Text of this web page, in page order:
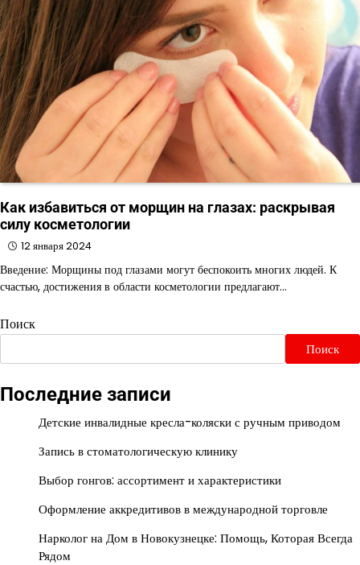
Как избавиться от морщин на глазах: раскрывая
силу косметологии
12 января 2024
Введение: Морщины под глазами могут беспокоить многих людей. К
счастью, достижения в области косметологии предлагают…
Поиск
Поиск
Последние записи
Детские инвалидные кресла-коляски с ручным приводом
Запись в стоматологическую клинику
Выбор гонгов: ассортимент и характеристики
Оформление аккредитивов в международной торговле
Нарколог на Дом в Новокузнецке: Помощь, Которая Всегда
Рядом